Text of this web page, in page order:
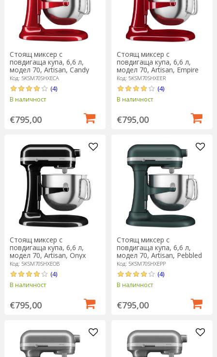
Стоящ миксер с
повдигаща купа, 6,6 л,
модел 70, Artisan, Candy
Apple - KitchenAid
Код: 5KSM70SHXECA
(4)
В наличност
€795,00
Стоящ миксер с
повдигаща купа, 6,6 л,
модел 70, Artisan, Empire
Red - KitchenAid
Код: 5KSM70SHXEER
(4)
В наличност
€795,00
Стоящ миксер с
повдигаща купа, 6,6 л,
модел 70, Artisan, Onyx
Black - KitchenAid
Код: 5KSM70SHXEOB
(4)
В наличност
€795,00
Стоящ миксер с
повдигаща купа, 6,6 л,
модел 70, Artisan, Pebbled
Palm - KitchenAid
Код: 5KSM70SHXEPP
(4)
В наличност
€795,00